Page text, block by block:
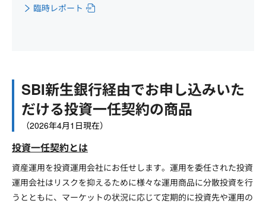
臨時レポート
SBI新生銀行経由でお申し込みいた
だける投資一任契約の商品
（2026年4月1日現在）
投資一任契約とは
資産運用を投資運用会社にお任せします。運用を委任された投資
運用会社はリスクを抑えるために様々な運用商品に分散投資を行
うとともに、マーケットの状況に応じて定期的に投資先や運用の